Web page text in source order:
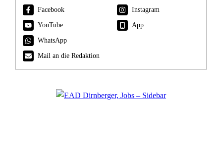
Facebook
Instagram
YouTube
App
WhatsApp
Mail an die Redaktion